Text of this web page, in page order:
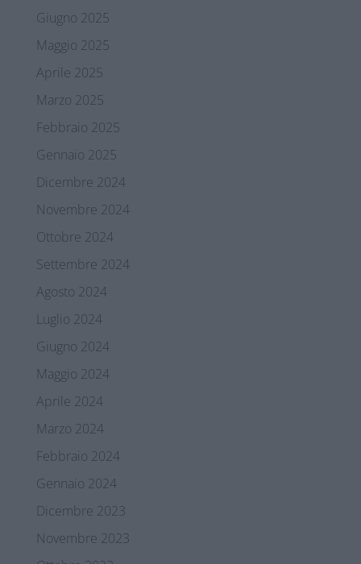
Giugno 2025
Maggio 2025
Aprile 2025
Marzo 2025
Febbraio 2025
Gennaio 2025
Dicembre 2024
Novembre 2024
Ottobre 2024
Settembre 2024
Agosto 2024
Luglio 2024
Giugno 2024
Maggio 2024
Aprile 2024
Marzo 2024
Febbraio 2024
Gennaio 2024
Dicembre 2023
Novembre 2023